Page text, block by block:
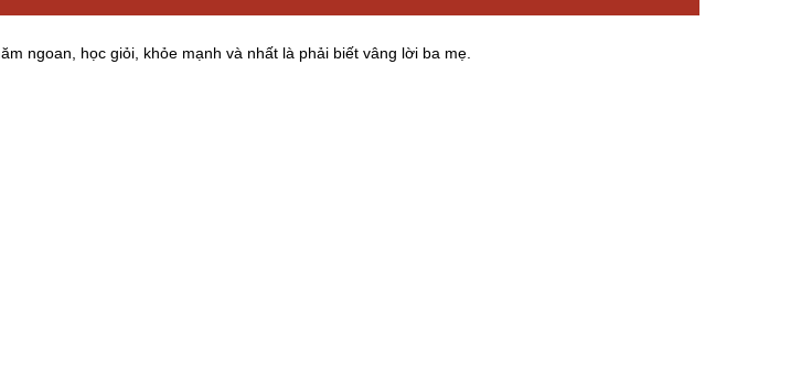
ngoan, học giỏi, khỏe mạnh và nhất là phải biết vâng lời ba mẹ.